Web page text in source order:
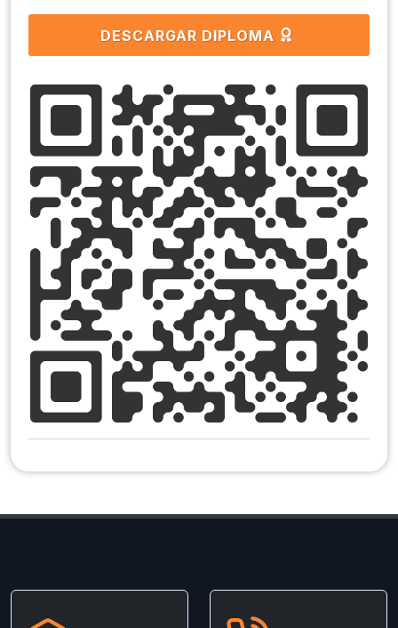
DESCARGAR DIPLOMA